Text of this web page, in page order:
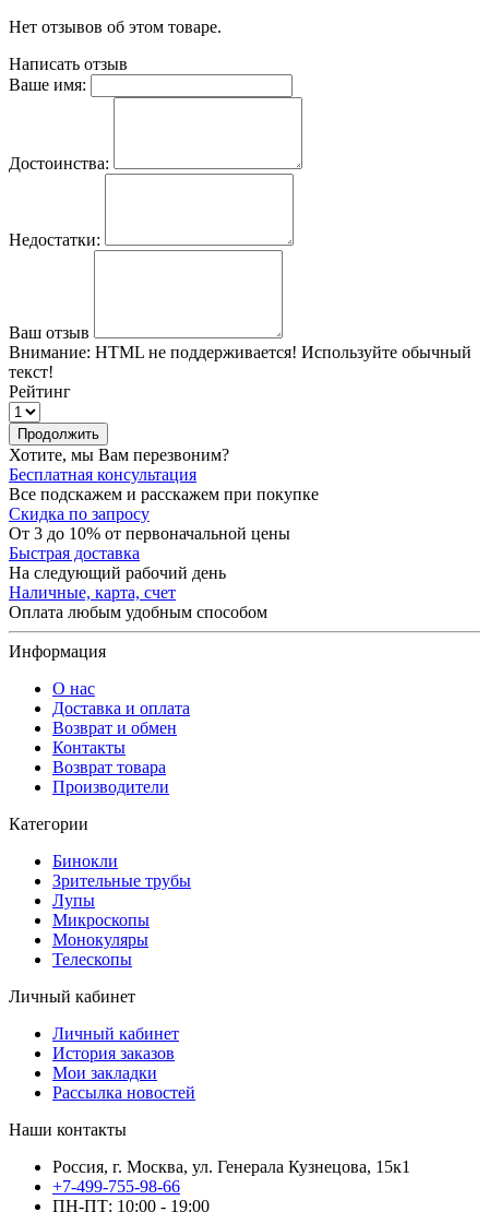
Нет отзывов об этом товаре.
Написать отзыв
Ваше имя:
Достоинства:
Недостатки:
Ваш отзыв
Внимание: HTML не поддерживается! Используйте обычный
текст!
Рейтинг
Продолжить
Хотите, мы Вам перезвоним?
Бесплатная консультация
Все подскажем и расскажем при покупке
Скидка по запросу
От 3 до 10% от первоначальной цены
Быстрая доставка
На следующий рабочий день
Наличные, карта, счет
Оплата любым удобным способом
Информация
О нас
Доставка и оплата
Возврат и обмен
Контакты
Возврат товара
Производители
Категории
Бинокли
Зрительные трубы
Лупы
Микроскопы
Монокуляры
Телескопы
Личный кабинет
Личный кабинет
История заказов
Мои закладки
Рассылка новостей
Наши контакты
Россия, г. Москва, ул. Генерала Кузнецова, 15к1
+7-499-755-98-66
ПН-ПТ: 10:00 - 19:00